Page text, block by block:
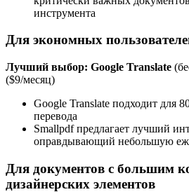
инструмента
Для экономных
Лучший выбор: Google Translate
($9/месяц)
Google Translate подходит для
перевода
Smallpdf предлагает лучший
оправдывающий небольшую
Для документов с большим
дизайнерских элементов